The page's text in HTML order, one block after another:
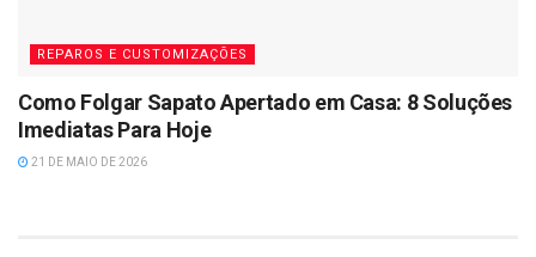
REPAROS E CUSTOMIZAÇÕES
Como Folgar Sapato Apertado em Casa: 8 Soluções
Imediatas Para Hoje
21 DE MAIO DE 2026